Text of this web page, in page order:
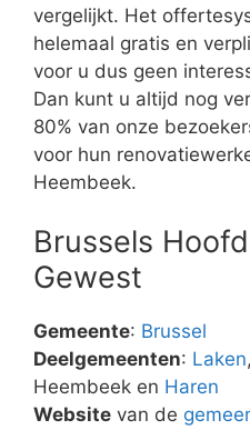
vergelijkt. Het
helemaal gratis en
voor u dus geen
Dan kunt u altijd nog
80% van onze
voor hun
Heembeek.
Brussels
Gewest
Gemeente: Brussel
Deelgemeenten: Laken
Heembeek en Haren
Website van de